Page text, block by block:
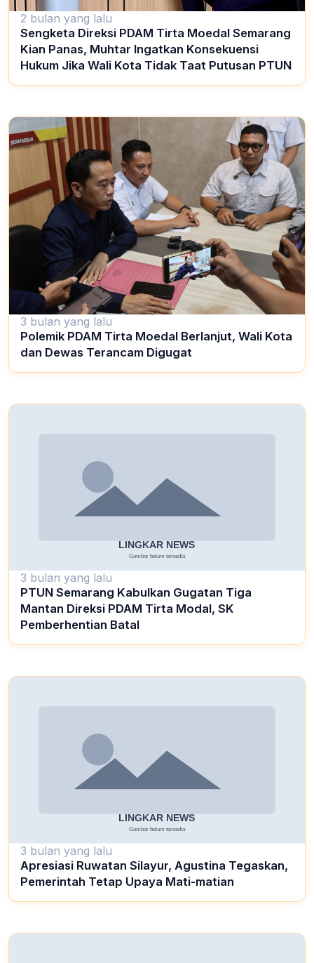
2 bulan yang lalu
Sengketa Direksi PDAM Tirta Moedal Semarang
Kian Panas, Muhtar Ingatkan Konsekuensi
Hukum Jika Wali Kota Tidak Taat Putusan PTUN
3 bulan yang lalu
Polemik PDAM Tirta Moedal Berlanjut, Wali Kota
dan Dewas Terancam Digugat
3 bulan yang lalu
PTUN Semarang Kabulkan Gugatan Tiga
Mantan Direksi PDAM Tirta Modal, SK
Pemberhentian Batal
3 bulan yang lalu
Apresiasi Ruwatan Silayur, Agustina Tegaskan,
Pemerintah Tetap Upaya Mati-matian